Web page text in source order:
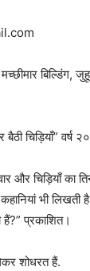
बिल्डिंग,
चिड़ियाँ” वर्ष
और चिड़ियाँ का
भी लिखती है
प्रकाशित।
शोधरत हैं.